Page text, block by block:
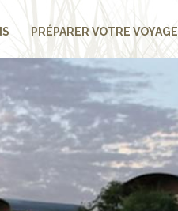
PRÉPARER VOTRE VOYAGE